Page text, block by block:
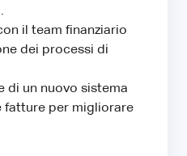
il team finanziario
dei processi di
di un nuovo sistema
fatture per migliorare